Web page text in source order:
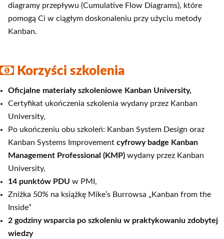
diagramy przepływu (Cumulative Flow Diagrams), które
pomogą Ci w ciągłym doskonaleniu przy użyciu metody
Kanban.
Korzyści szkolenia
Oficjalne materiały szkoleniowe Kanban University,
Certyfikat ukończenia szkolenia wydany przez Kanban
University,
Po ukończeniu obu szkoleń: Kanban System Design oraz
Kanban Systems Improvement cyfrowy badge Kanban
Management Professional (KMP) wydany przez Kanban
University,
14 punktów PDU w PMI,
Zniżka 50% na książkę Mike’s Burrowsa „Kanban from the
Inside”
2 godziny wsparcia po szkoleniu w praktykowaniu zdobytej
wiedzy